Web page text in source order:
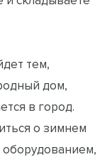
тем,
дом,
в город.
о зимнем
оборудованием,